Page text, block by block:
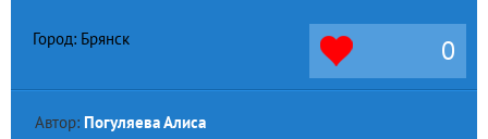
Город: Брянск 0
Автор: Погуляева Алиса